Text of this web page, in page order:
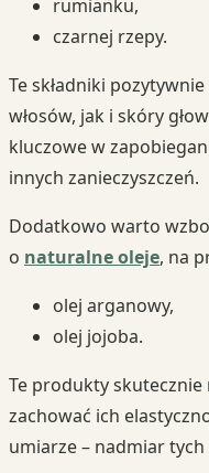
rumianku,
czarnej rzepy.
Te składniki
włosów, jak i skóry
kluczowe w
innych zanieczyszczeń.
Dodatkowo warto
o naturalne oleje, na
olej arganowy,
olej jojoba.
Te produkty skutecznie
zachować ich
umiarze – nadmiar